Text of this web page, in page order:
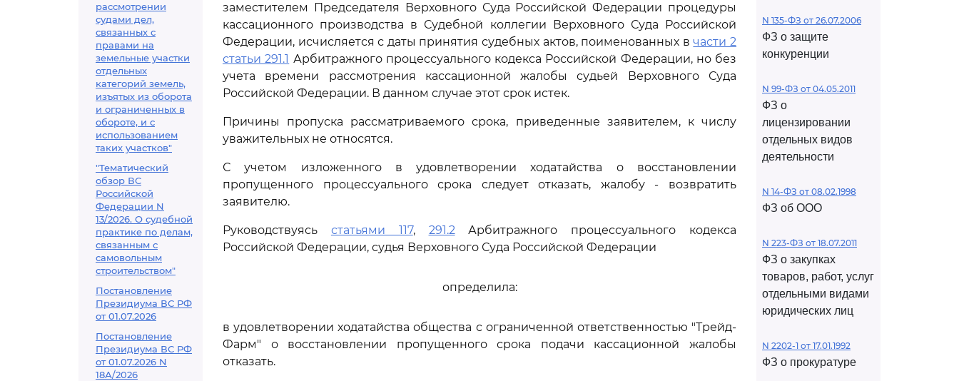
рассмотрении
судами дел,
связанных с
правами на
земельные участки
отдельных
категорий земель,
изъятых из оборота
и ограниченных в
обороте, и с
использованием
таких участков"
"Тематический
обзор ВС
Российской
Федерации N
13/2026. О судебной
практике по делам,
связанным с
самовольным
строительством"
Постановление
Президиума ВС РФ
от 01.07.2026
Постановление
Президиума ВС РФ
от 01.07.2026 N
18А/2026
заместителем Председателя Верховного Суда Российской Федерации процедуры
кассационного производства в Судебной коллегии Верховного Суда Российской
Федерации, исчисляется с даты принятия судебных актов, поименованных вчасти 2
статьи 291.1 Арбитражного процессуального кодекса Российской Федерации, но без
учета времени рассмотрения кассационной жалобы судьей Верховного Суда
Российской Федерации. В данном случае этот срок истек.
Причины пропуска рассматриваемого срока, приведенные заявителем, к числу
уважительных не относятся.
С учетом изложенного в удовлетворении ходатайства о восстановлении
пропущенного процессуального срока следует отказать, жалобу - возвратить
заявителю.
Руководствуясь статьями 117, 291.2Арбитражного процессуального кодекса
Российской Федерации, судья Верховного Суда Российской Федерации
определила:
в удовлетворении ходатайства общества с ограниченной ответственностью "Трейд-
Фарм" о восстановлении пропущенного срока подачи кассационной жалобы
отказать.
N 135-ФЗ от 26.07.2006
ФЗ о защите
конкуренции
N 99-ФЗ от 04.05.2011
ФЗ о
лицензировании
отдельных видов
деятельности
N 14-ФЗ от 08.02.1998
ФЗ об ООО
N 223-ФЗ от 18.07.2011
ФЗ о закупках
товаров, работ, услуг
отдельными видами
юридических лиц
N 2202-1 от 17.01.1992
ФЗ о прокуратуре